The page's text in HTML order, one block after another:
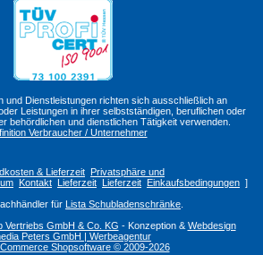
und Dienstleistungen richten sich ausschließlich an
Leistungen in ihrer selbstständigen, beruflichen oder
behördlichen und dienstlichen Tätigkeit verwenden.
Verbraucher / Unternehmer
& Lieferzeit
Privatsphäre und
Kontakt Lieferzeit Lieferzeit Einkaufsbedingungen ]
für
Lista Schubladenschränke
Vertriebs GmbH & Co. KG - Konzeption & Webdesign
Peters GmbH | Werbeagentur
Shopsoftware © 2009-2026